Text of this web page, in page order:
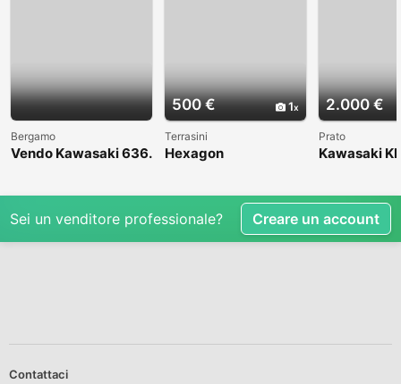
Bergamo
Vendo Kawasaki 636.
500 € 1
Terrasini
Hexagon
2.000 €
Prato
Kawasaki
Sei un venditore professionale? Creare un account
Contattaci